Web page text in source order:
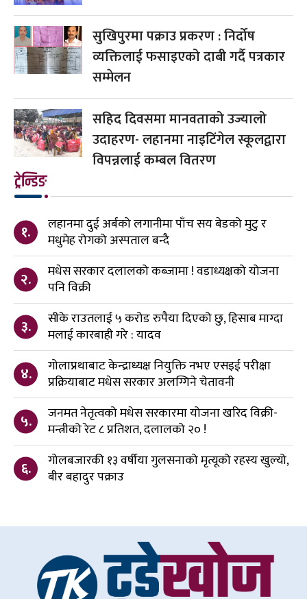
सुखिपुरमा पक्राउ प्रकरण : निर्दोष
व्यक्तिलाई फसाइएको दाबी गर्दै पत्रकार
सम्मेलन
सहिद दिवसमा मानवताको उज्यालो
उदाहरण- लहानमा नाइटिंगेल स्कूलद्वारा
विपन्नलाई कम्बल वितरण
ट्रेन्डिङ
१.
लहानमा दुई अर्बको लगानीमा पाँच सय बेडको मुटु र
मधुमेह रोगको अस्पताल बन्दै
२.
मधेस सरकार दलालको कब्जामा ! वडाध्यक्षको योजना
पनि विक्री
३.
सीके राउतलाई ५ करोड रुपैया दिएको छु, हिसाब माग्दा
मलाई कारबाही गरे : यादव
४.
गोलाप्रथाबाट केन्द्राध्यक्ष नियुक्ति नभए एसइई परीक्षा
प्रक्रियाबाट मधेस सरकार अलग्गिने चेतावनी
५.
जनमत नेतृत्वको मधेस सरकारमा योजना खरिद विक्री-
मन्त्रीको रेट ८ प्रतिशत, दलालको २० !
६.
गोलबजारकी १३ वर्षीया गुलसनाको मृत्यूको रहस्य खुल्यो,
बीर बहादुर पक्राउ